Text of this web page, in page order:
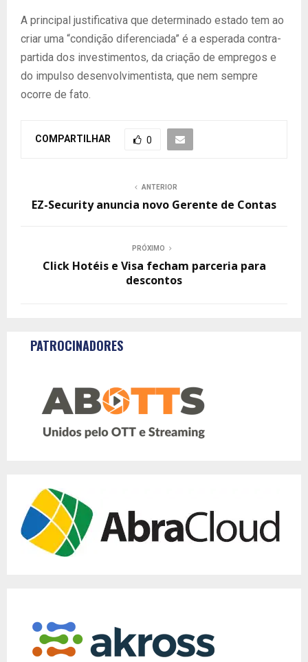
A principal justificativa que determinado estado tem ao
criar uma “condição diferenciada” é a esperada contra-
partida dos investimentos, da criação de empregos e
do impulso desenvolvimentista, que nem sempre
ocorre de fato.
COMPARTILHAR 0
ANTERIOR
EZ-Security anuncia novo Gerente de Contas
PRÓXIMO
Click Hotéis e Visa fecham parceria para
descontos
PATROCINADORES